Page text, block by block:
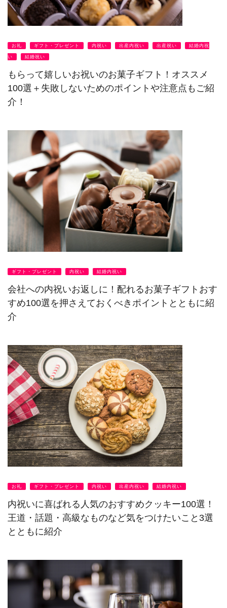
お礼 ギフト・プレゼント 内祝い 出産内祝い 出産祝い 結婚内祝
い 結婚祝い
もらって嬉しいお祝いのお菓子ギフト！オススメ
100選＋失敗しないためのポイントや注意点もご紹
介！
ギフト・プレゼント 内祝い 結婚内祝い
会社への内祝いお返しに！配れるお菓子ギフトおす
すめ100選を押さえておくべきポイントとともに紹
介
お礼 ギフト・プレゼント 内祝い 出産内祝い 結婚内祝い
内祝いに喜ばれる人気のおすすめクッキー100選！
王道・話題・高級なものなど気をつけたいこと3選
とともに紹介